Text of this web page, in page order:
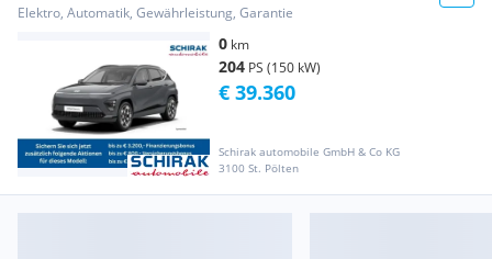
Elektro, Automatik, Gewährleistung, Garantie
0 km
204 PS (150 kW)
Schirak automobile GmbH & Co KG
3100 St. Pölten
€ 39.360